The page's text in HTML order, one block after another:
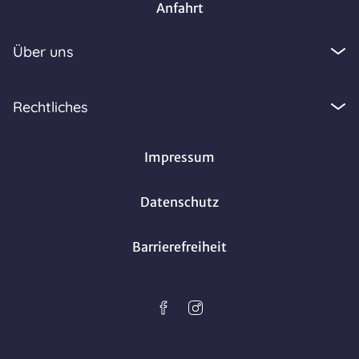
Anfahrt
Über uns
Rechtliches
Impressum
Datenschutz
Barrierefreiheit